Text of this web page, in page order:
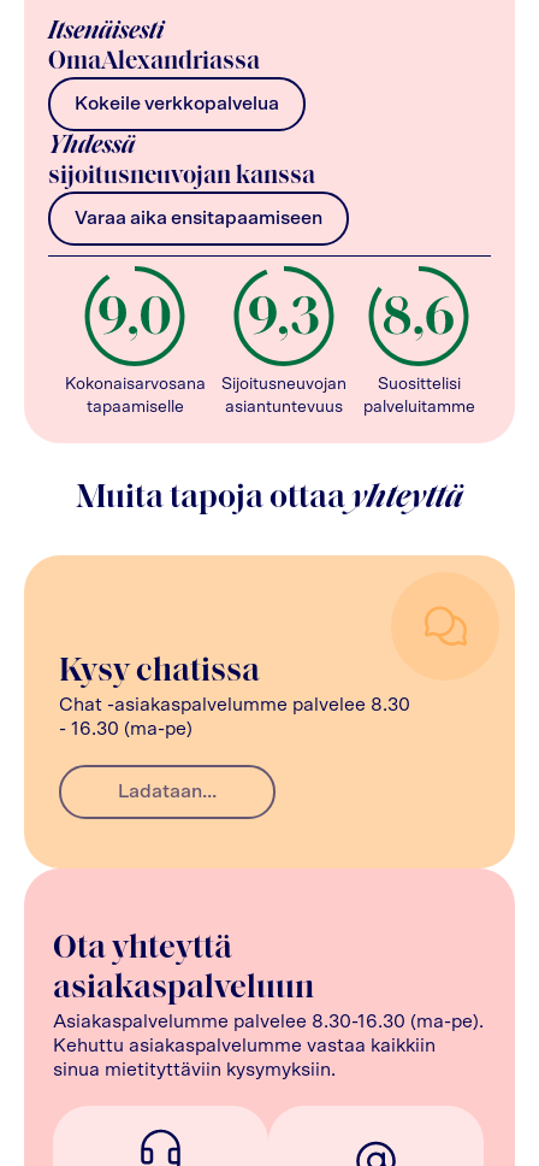
Itsenäisesti
OmaAlexandriassa
Kokeile verkkopalvelua
Yhdessä
sijoitusneuvojan kanssa
Varaa aika ensitapaamiseen
Kokonaisarvosana
tapaamiselle
Sijoitusneuvojan
asiantuntevuus
Suosittelisi
palveluitamme
Muita tapoja ottaayhteyttä
Ota yhteyttä
asiakaspalveluun
Asiakaspalvelumme palvelee 8.30-16.30 (ma-pe).
Kehuttu asiakaspalvelumme vastaa kaikkiin
sinua mietityttäviin kysymyksiin.
Kysy chatissa
Chat -asiakaspalvelumme palvelee 8.30
- 16.30 (ma-pe)
Ladataan...